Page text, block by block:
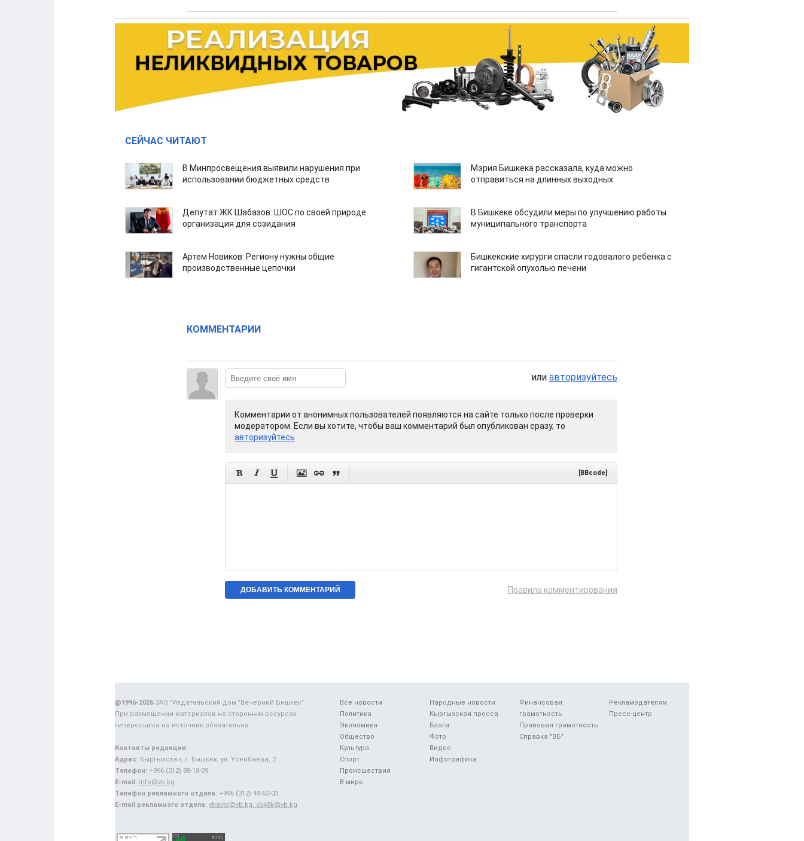
СЕЙЧАС ЧИТАЮТ
В Минпросвещения выявили нарушения при
использовании бюджетных средств
Мэрия Бишкека рассказала, куда можно
отправиться на длинных выходных
Депутат ЖК Шабазов: ШОС по своей природе
организация для созидания
В Бишкеке обсудили меры по улучшению работы
муниципального транспорта
Артем Новиков: Региону нужны общие
производственные цепочки
Бишкекские хирурги спасли годовалого ребенка с
гигантской опухолью печени
КОММЕНТАРИИ
или авторизуйтесь
Комментарии от анонимных пользователей появляются на сайте только после проверки
модератором. Если вы хотите, чтобы ваш комментарий был опубликован сразу, то
авторизуйтесь
      [BBcode]
Правила комментирования
Все новости
Политика
Экономика
Общество
Культура
Спорт
Происшествия
В мире
Народные новости
Кыргызская пресса
Блоги
Фото
Видео
Инфографика
Финансовая
грамотность
Правовая грамотность
Справка "ВБ"
Рекламодателям
Пресс-центр
@1996-2026ЗАО "Издательский дом "Вечерний Бишкек"
При размещении материалов на сторонних ресурсах
гиперссылка на источник обязательна.
Контакты редакции:
Адрес: Кыргызстан, г. Бишкек, ул. Усенбаева, 2.
Телефон: +996 (312) 88-18-09.
E-mail: info@vb.kg
Телефон рекламного отдела: +996 (312) 48-62-03.
E-mail рекламного отдела: vbavto@vb.kg, vb48k@vb.kg